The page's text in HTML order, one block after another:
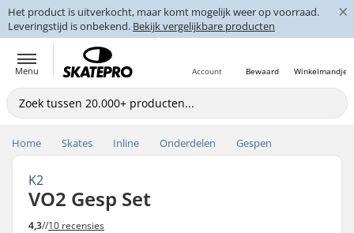
Het product is uitverkocht, maar komt mogelijk weer op voorraad.
Leveringstijd is onbekend. Bekijk vergelijkbare producten
×
Menu Winkelmandje
Bewaard
Account
Home Skates Inline Onderdelen Gespen
K2
VO2 Gesp Set
4,3//10 recensies